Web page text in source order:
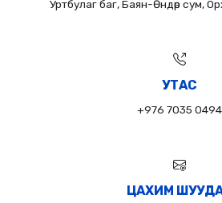
Уртбулаг баг, Баян-Өндөр сум,
УТАС
+976 7035 0494
ЦАХИМ